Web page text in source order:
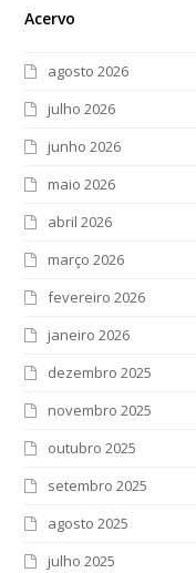
Acervo
agosto 2026
julho 2026
junho 2026
maio 2026
abril 2026
março 2026
fevereiro 2026
janeiro 2026
dezembro 2025
novembro 2025
outubro 2025
setembro 2025
agosto 2025
julho 2025